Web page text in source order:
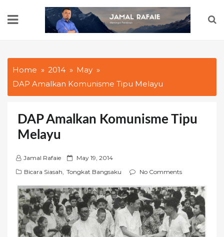
Home 2014
May
DAP Amalkan Komunisme Tipu Melayu
DAP Amalkan Komunisme Tipu
Melayu
Jamal Rafaie
P
o
t
e
d
May 19, 2014
Bicara Siasah, Tongkat Bangsaku No Comments